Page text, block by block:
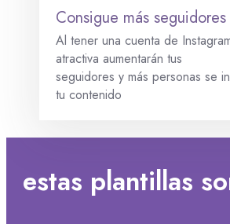
Consigue más seguidores
Al tener una cuenta de
atractiva aumentarán tus
seguidores y más personas se
tu contenido
estas plantillas